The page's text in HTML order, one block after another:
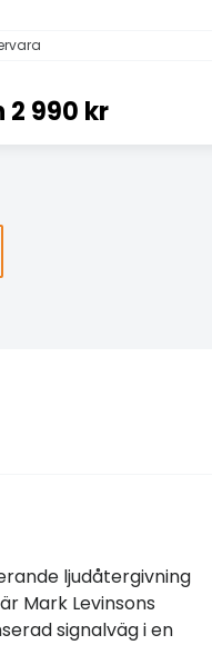
2 990 kr
ljudåtergivning
Mark Levinsons
signalväg i en